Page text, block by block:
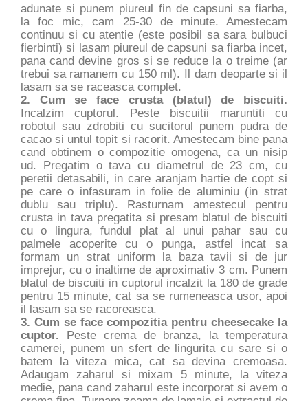
adunate si punem piureul fin de capsuni sa fiarba,
la foc mic, cam 25-30 de minute. Amestecam
continuu si cu atentie (este posibil sa sara bulbuci
fierbinti) si lasam piureul de capsuni sa fiarba incet,
pana cand devine gros si se reduce la o treime (ar
trebui sa ramanem cu 150 ml). Il dam deoparte si il
lasam sa se raceasca complet.
2. Cum se face crusta (blatul) de biscuiti.
Incalzim cuptorul. Peste biscuitii maruntiti cu
robotul sau zdrobiti cu sucitorul punem pudra de
cacao si untul topit si racorit. Amestecam bine pana
cand obtinem o compozitie omogena, ca un nisip
ud. Pregatim o tava cu diametrul de 23 cm, cu
peretii detasabili, in care aranjam hartie de copt si
pe care o infasuram in folie de aluminiu (in strat
dublu sau triplu). Rasturnam amestecul pentru
crusta in tava pregatita si presam blatul de biscuiti
cu o lingura, fundul plat al unui pahar sau cu
palmele acoperite cu o punga, astfel incat sa
formam un strat uniform la baza tavii si de jur
imprejur, cu o inaltime de aproximativ 3 cm. Punem
blatul de biscuiti in cuptorul incalzit la 180 de grade
pentru 15 minute, cat sa se rumeneasca usor, apoi
il lasam sa se racoreasca.
3. Cum se face compozitia pentru cheesecake la
cuptor. Peste crema de branza, la temperatura
camerei, punem un sfert de lingurita cu sare si o
batem la viteza mica, cat sa devina cremoasa.
Adaugam zaharul si mixam 5 minute, la viteza
medie, pana cand zaharul este incorporat si avem o